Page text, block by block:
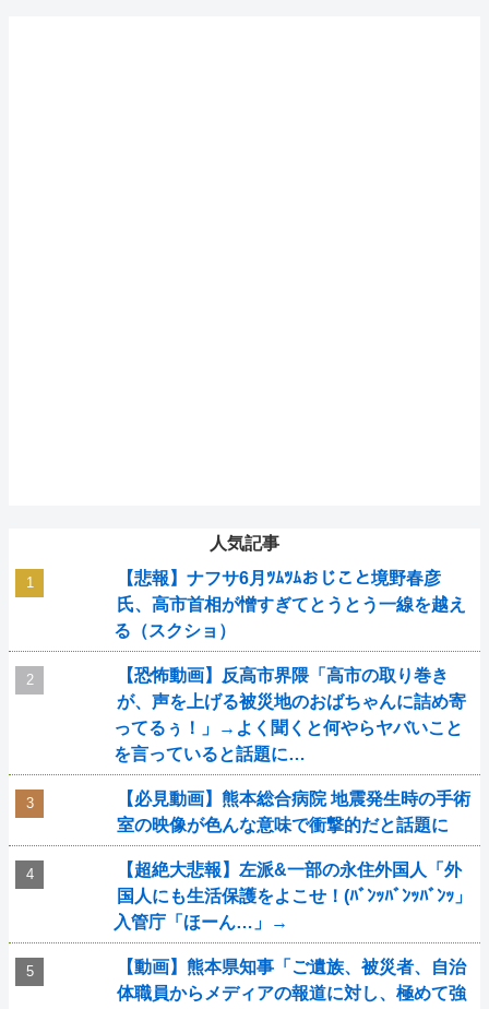
人気記事
【悲報】ナフサ6月ﾂﾑﾂﾑおじこと境野春彦
氏、高市首相が憎すぎてとうとう一線を越え
る（スクショ）
【恐怖動画】反高市界隈「高市の取り巻き
が、声を上げる被災地のおばちゃんに詰め寄
ってるぅ！」→よく聞くと何やらヤバいこと
を言っていると話題に…
【必見動画】熊本総合病院 地震発生時の手術
室の映像が色んな意味で衝撃的だと話題に
【超絶大悲報】左派&一部の永住外国人「外
国人にも生活保護をよこせ！(ﾊﾞﾝｯﾊﾞﾝｯﾊﾞﾝｯ」
入管庁「ほーん…」→
【動画】熊本県知事「ご遺族、被災者、自治
体職員からメディアの報道に対し、極めて強